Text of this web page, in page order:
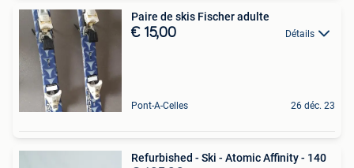
Paire de skis Fischer adulte
€ 15,00 Détails
Pont-A-Celles 26 déc. 23
Refurbished - Ski - Atomic Affinity - 140